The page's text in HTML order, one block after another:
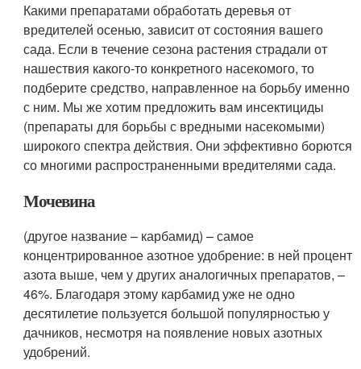
Какими препаратами обработать деревья от
вредителей осенью, зависит от состояния вашего
сада. Если в течение сезона растения страдали от
нашествия какого-то конкретного насекомого, то
подберите средство, направленное на борьбу именно
с ним. Мы же хотим предложить вам инсектициды
(препараты для борьбы с вредными насекомыми)
широкого спектра действия. Они эффективно борются
со многими распространенными вредителями сада.
Мочевина
(другое название – карбамид) – самое
концентрированное азотное удобрение: в ней процент
азота выше, чем у других аналогичных препаратов, –
46%. Благодаря этому карбамид уже не одно
десятилетие пользуется большой популярностью у
дачников, несмотря на появление новых азотных
удобрений.